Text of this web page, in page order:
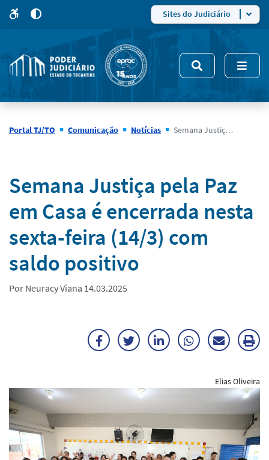
site
5
modo
de
alto
Sites do Judiciário
Portal TJ/TO Comunicação Notícias Semana Justiça pela Paz em Casa é encerrada nesta sexta-feira (14/3) com saldo positivo
Notícias
Semana Justiça pela Paz
em Casa é encerrada nesta
sexta-feira (14/3) com
saldo positivo
Por Neuracy Viana 14.03.2025
FacebookTwitterLinkedInWhatsApp
Enviar
E-
mail
Elias Oliveira